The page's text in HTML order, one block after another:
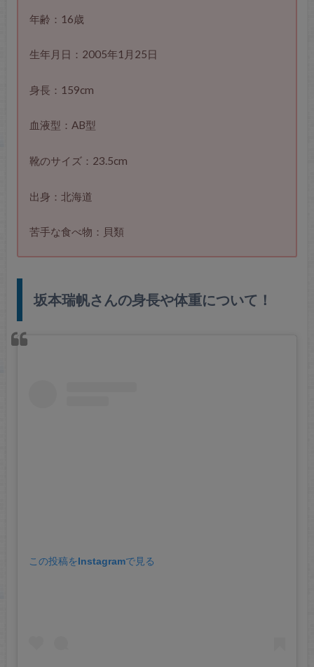
年齢：16歳
生年月日：2005年1月25日
身長：159cm
血液型：AB型
靴のサイズ：23.5cm
出身：北海道
苦手な食べ物：貝類
坂本瑞帆さんの身長や体重について！
この投稿をInstagramで見る